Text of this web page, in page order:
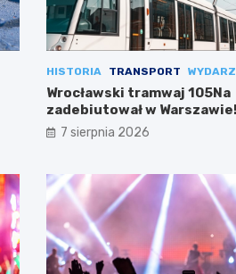
HISTORIA TRANSPORT
Wrocławski tramwaj 105Na
zadebiutował w Warszawie!
7 sierpnia 2026